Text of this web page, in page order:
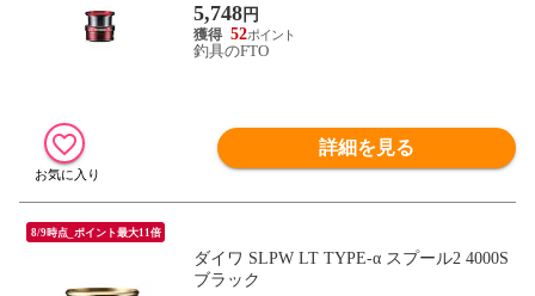
5,748円
52
釣具のFTO
詳細を見る
8/9時点_ポイント最大11倍
ダイワ SLPW LT TYPE-α スプール2 4000S
ブラック